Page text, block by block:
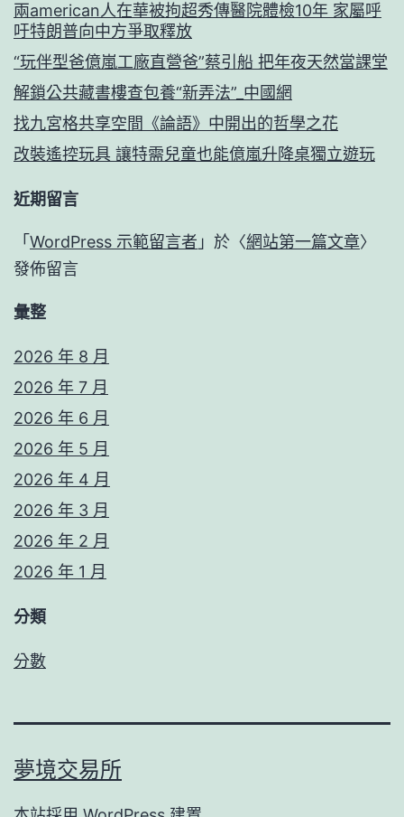
兩american人在華被拘超秀傳醫院體檢10年 家屬呼
吁特朗普向中方爭取釋放
“玩伴型爸億嵐工廠直營爸”蔡引船 把年夜天然當課堂
解鎖公共藏書樓查包養“新弄法”_中國網
找九宮格共享空間《論語》中開出的哲學之花
改裝遙控玩具 讓特需兒童也能億嵐升降桌獨立遊玩
近期留言
「 WordPress 示範留言者 」於〈網站第一篇文章〉
發佈留言
彙整
2026 年 8 月
2026 年 7 月
2026 年 6 月
2026 年 5 月
2026 年 4 月
2026 年 3 月
2026 年 2 月
2026 年 1 月
分類
分數
夢境交易所